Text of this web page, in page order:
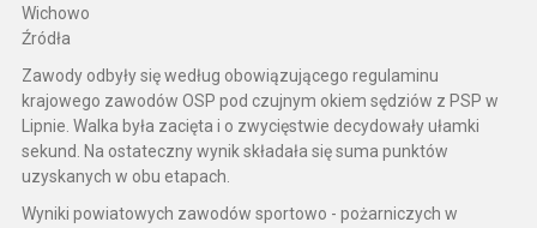
Wichowo
Źródła
Zawody odbyły się według obowiązującego regulaminu
krajowego zawodów OSP pod czujnym okiem sędziów z PSP w
Lipnie. Walka była zacięta i o zwycięstwie decydowały ułamki
sekund. Na ostateczny wynik składała się suma punktów
uzyskanych w obu etapach.
Wyniki powiatowych zawodów sportowo - pożarniczych w